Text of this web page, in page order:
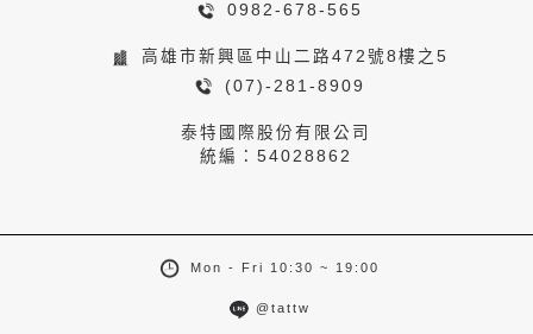
0982-678-565
高雄市新興區中山二路472號8樓之5
(07)-281-8909
泰特國際股份有限公司
統編：54028862
Mon - Fri 10:30 ~ 19:00
@tattw